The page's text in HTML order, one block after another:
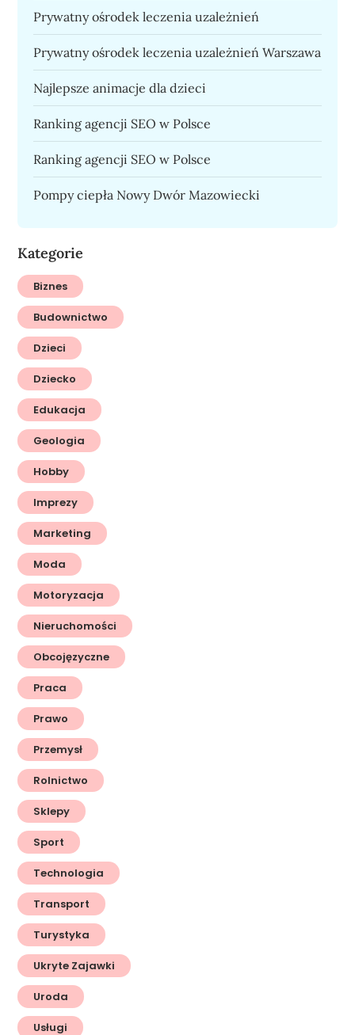
Prywatny ośrodek leczenia uzależnień
Prywatny ośrodek leczenia uzależnień Warszawa
Najlepsze animacje dla dzieci
Ranking agencji SEO w Polsce
Ranking agencji SEO w Polsce
Pompy ciepła Nowy Dwór Mazowiecki
Kategorie
Biznes
Budownictwo
Dzieci
Dziecko
Edukacja
Geologia
Hobby
Imprezy
Marketing
Moda
Motoryzacja
Nieruchomości
Obcojęzyczne
Praca
Prawo
Przemysł
Rolnictwo
Sklepy
Sport
Technologia
Transport
Turystyka
Ukryte Zajawki
Uroda
Usługi